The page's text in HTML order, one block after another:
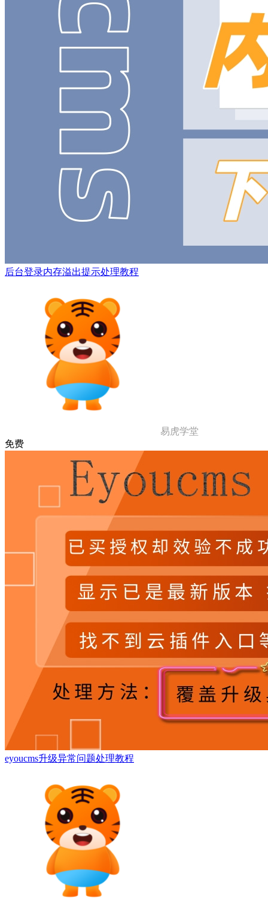
后台登录内存溢出提示处理教程
易虎学堂
免费
eyoucms升级异常问题处理教程